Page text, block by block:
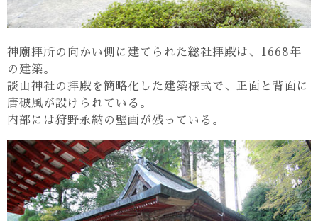
神廟拝所の向かい側に建てられた総社拝殿は、1668年
の建築。
談山神社の拝殿を簡略化した建築様式で、正面と背面に
唐破風が設けられている。
内部には狩野永納の壁画が残っている。